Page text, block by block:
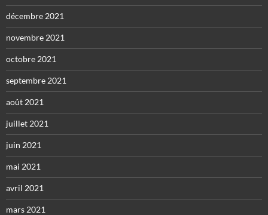
décembre 2021
novembre 2021
octobre 2021
septembre 2021
août 2021
juillet 2021
juin 2021
mai 2021
avril 2021
mars 2021